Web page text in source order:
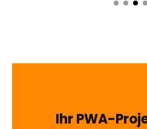
Ihr PWA-